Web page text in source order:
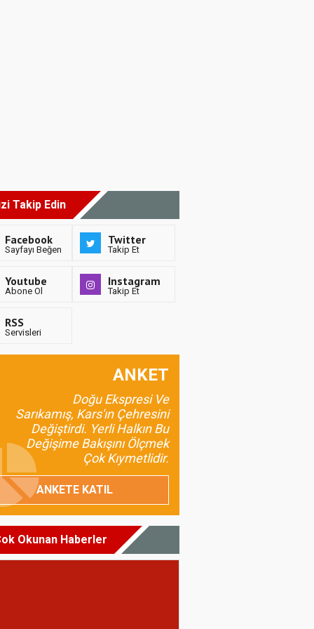
Takip Edin
Facebook
Sayfayı Beğen
Twitter
Takip Et
Youtube
Abone Ol
Instagram
Takip Et
RSS
Servisleri
ANKET
Doğu Ekspresi Ve
Sarıkamış, Kars'ın Çehresini
Değiştirdi. Yerli Halkın Bu
Değişime Bakışını Ölçmek
Çok Kıymetlidir.
ANKETE KATIL
Okunan Haberler